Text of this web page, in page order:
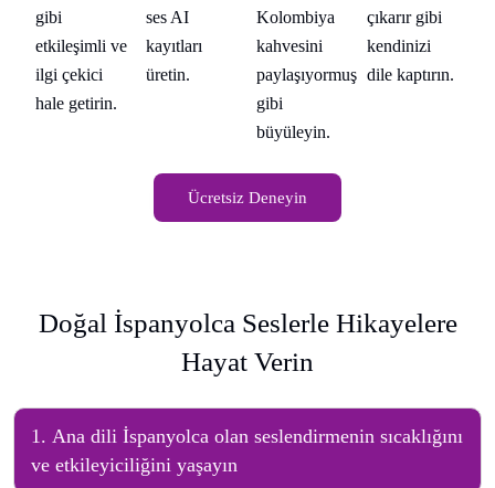
gibi
etkileşimli ve
ilgi çekici
hale getirin.
ses AI
kayıtları
üretin.
Kolombiya
kahvesini
paylaşıyormuş
gibi
büyüleyin.
çıkarır gibi
kendinizi
dile kaptırın.
Ücretsiz Deneyin
Doğal İspanyolca Seslerle Hikayelere
Hayat Verin
1. Ana dili İspanyolca olan seslendirmenin sıcaklığını
ve etkileyiciliğini yaşayın